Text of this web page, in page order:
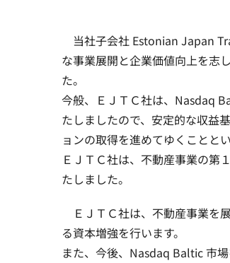
当社子会社 Estonian Japan
な事業展開と企業価値向上を志
た。
今般、ＥＪＴＣ社は、Nasdaq
たしましたので、安定的な収益
ョンの取得を進めてゆくことと
ＥＪＴＣ社は、不動産事業の第
たしました。
ＥＪＴＣ社は、不動産事業を
る資本増強を行います。
また、今後、Nasdaq Baltic 市